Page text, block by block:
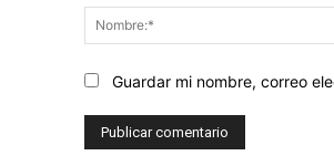
Guardar mi nombre, correo